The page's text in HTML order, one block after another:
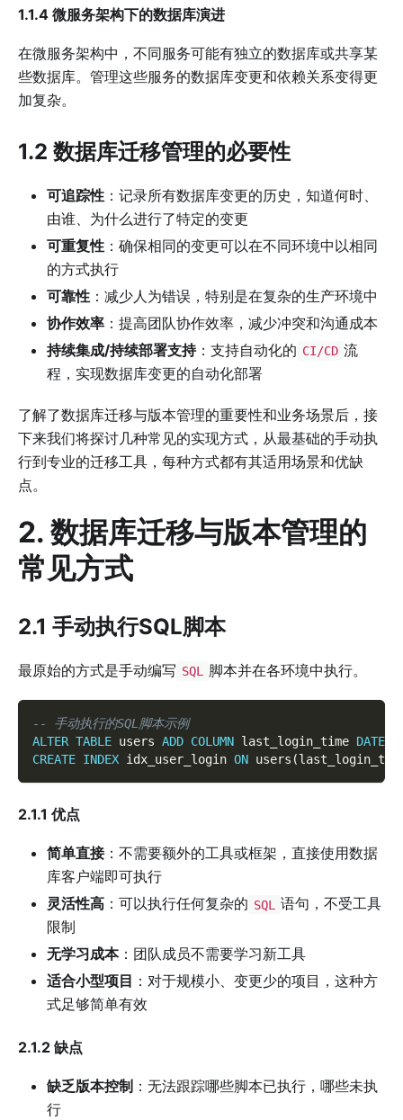
1.1.4 微服务架构下的数据库演进
在微服务架构中，不同服务可能有独立的数据库或共享某
些数据库。管理这些服务的数据库变更和依赖关系变得更
加复杂。
1.2 数据库迁移管理的必要性
可追踪性 ：记录所有数据库变更的历史，知道何时、
由谁、为什么进行了特定的变更
可重复性 ：确保相同的变更可以在不同环境中以相同
的方式执行
可靠性 ：减少人为错误，特别是在复杂的生产环境中
协作效率 ：提高团队协作效率，减少冲突和沟通成本
持续集成/持续部署支持：支持自动化的 CI/CD 流
程，实现数据库变更的自动化部署
了解了数据库迁移与版本管理的重要性和业务场景后，接
下来我们将探讨几种常见的实现方式，从最基础的手动执
行到专业的迁移工具，每种方式都有其适用场景和优缺
点。
2. 数据库迁移与版本管理的
常见方式
2.1 手动执行SQL脚本
最原始的方式是手动编写 SQL 脚本并在各环境中执行。
-- 手动执行的SQL脚本示例
ALTER TABLE users ADD COLUMN last_login_time
CREATE INDEX idx_user_login ON users (
2.1.1 优点
简单直接：不需要额外的工具或框架，直接使用数据
库客户端即可执行
灵活性高 ：可以执行任何复杂的 SQL
语句，不受工具
限制
无学习成本：团队成员不需要学习新工具
适合小型项目 ：对于规模小、变更少的项目，这种方
式足够简单有效
2.1.2 缺点
缺乏版本控制 ：无法跟踪哪些脚本已执行，哪些未执
行